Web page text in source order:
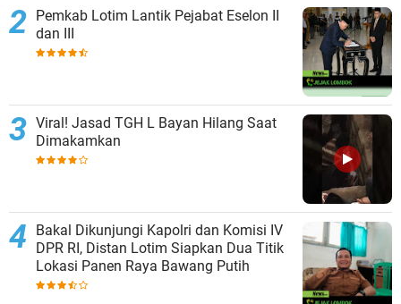
Pemkab Lotim Lantik Pejabat Eselon II
dan III
Viral! Jasad TGH L Bayan Hilang Saat
Dimakamkan
Bakal Dikunjungi Kapolri dan Komisi IV
DPR RI, Distan Lotim Siapkan Dua Titik
Lokasi Panen Raya Bawang Putih